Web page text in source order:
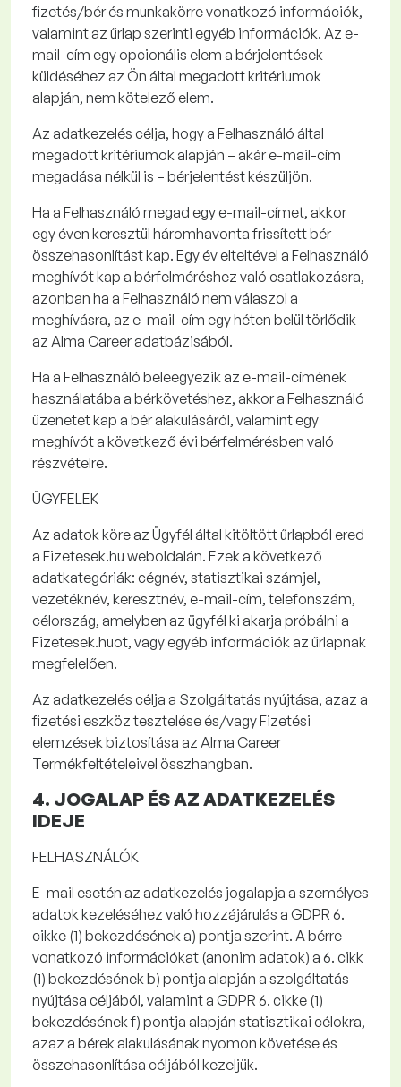
fizetés/bér és munkakörre vonatkozó információk,
valamint az űrlap szerinti egyéb információk. Az e-
mail-cím egy opcionális elem a bérjelentések
küldéséhez az Ön által megadott kritériumok
alapján, nem kötelező elem.
Az adatkezelés célja, hogy a Felhasználó által
megadott kritériumok alapján – akár e-mail-cím
megadása nélkül is – bérjelentést készüljön.
Ha a Felhasználó megad egy e-mail-címet, akkor
egy éven keresztül háromhavonta frissített bér-
összehasonlítást kap. Egy év elteltével a Felhasználó
meghívót kap a bérfelméréshez való csatlakozásra,
azonban ha a Felhasználó nem válaszol a
meghívásra, az e-mail-cím egy héten belül törlődik
az Alma Careeradatbázisából.
Ha a Felhasználó beleegyezik az e-mail-címének
használatába a bérkövetéshez, akkor a Felhasználó
üzenetet kap a bér alakulásáról, valamint egy
meghívót a következő évi bérfelmérésben való
részvételre.
ÜGYFELEK
Az adatok köreaz Ügyfél által kitöltött űrlapból ered
a Fizetesek.hu weboldalán. Ezek a következő
adatkategóriák: cégnév, statisztikai számjel,
vezetéknév, keresztnév, e-mail-cím, telefonszám,
célország, amelyben az ügyfél ki akarja próbálni a
Fizetesek.huot, vagy egyéb információk az űrlapnak
megfelelően.
Az adatkezelés célja a Szolgáltatás nyújtása, azaz a
fizetési eszköz tesztelése és/vagy Fizetési
elemzések biztosítása az Alma Career
Termékfeltételeivel összhangban.
4. JOGALAP ÉS AZ ADATKEZELÉS
IDEJE
FELHASZNÁLÓK
E-mail esetén az adatkezelés jogalapja a személyes
adatok kezeléséhez való hozzájárulás a GDPR 6.
cikke (1) bekezdésének a) pontja szerint. A bérre
vonatkozó információkat (anonim adatok) a 6. cikk
(1) bekezdésének b) pontja alapján a szolgáltatás
nyújtása céljából, valamint a GDPR 6. cikke (1)
bekezdésének f) pontja alapján statisztikai célokra,
azaz a bérek alakulásának nyomon követése és
összehasonlítása céljából kezeljük.